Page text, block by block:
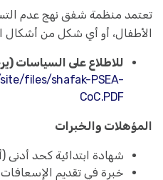
تعتمد منظمة شفق نهج عدم
الأطفال، أو أي شكل من أشكال
للاطلاع على السياسات
files/shafak-PSEA-
CoC.PDF
المؤهلات والخبرات
شهادة ابتدائية كحد أدنى
خبرة في تقديم الإسعافات